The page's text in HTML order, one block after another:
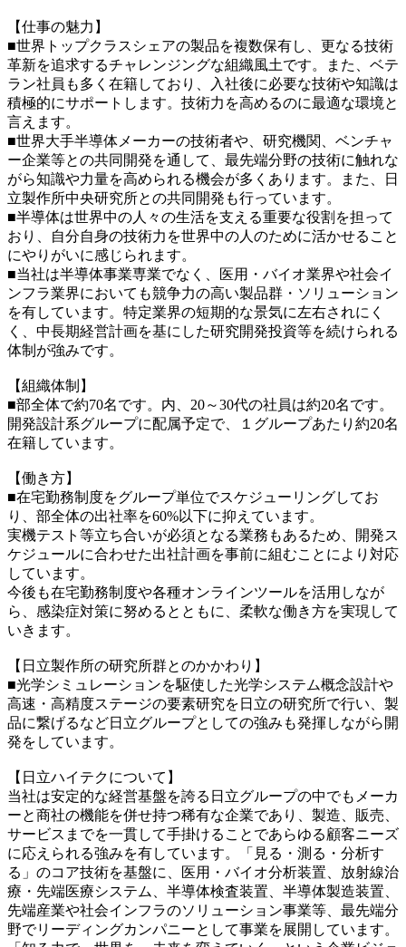
【仕事の魅力】
■世界トップクラスシェアの製品を複数保有し、更なる技術
革新を追求するチャレンジングな組織風土です。また、ベテ
ラン社員も多く在籍しており、入社後に必要な技術や知識は
積極的にサポートします。技術力を高めるのに最適な環境と
言えます。
■世界大手半導体メーカーの技術者や、研究機関、ベンチャ
ー企業等との共同開発を通して、最先端分野の技術に触れな
がら知識や力量を高められる機会が多くあります。また、日
立製作所中央研究所との共同開発も行っています。
■半導体は世界中の人々の生活を支える重要な役割を担って
おり、自分自身の技術力を世界中の人のために活かせること
にやりがいに感じられます。
■当社は半導体事業専業でなく、医用・バイオ業界や社会イ
ンフラ業界においても競争力の高い製品群・ソリューション
を有しています。特定業界の短期的な景気に左右されにく
く、中長期経営計画を基にした研究開発投資等を続けられる
体制が強みです。
【組織体制】
■部全体で約70名です。内、20～30代の社員は約20名です。
開発設計系グループに配属予定で、１グループあたり約20名
在籍しています。
【働き方】
■在宅勤務制度をグループ単位でスケジューリングしてお
り、部全体の出社率を60%以下に抑えています。
実機テスト等立ち合いが必須となる業務もあるため、開発ス
ケジュールに合わせた出社計画を事前に組むことにより対応
しています。
今後も在宅勤務制度や各種オンラインツールを活用しなが
ら、感染症対策に努めるとともに、柔軟な働き方を実現して
いきます。
【日立製作所の研究所群とのかかわり】
■光学シミュレーションを駆使した光学システム概念設計や
高速・高精度ステージの要素研究を日立の研究所で行い、製
品に繋げるなど日立グループとしての強みも発揮しながら開
発をしています。
【日立ハイテクについて】
当社は安定的な経営基盤を誇る日立グループの中でもメーカ
ーと商社の機能を併せ持つ稀有な企業であり、製造、販売、
サービスまでを一貫して手掛けることであらゆる顧客ニーズ
に応えられる強みを有しています。「見る・測る・分析す
る」のコア技術を基盤に、医用・バイオ分析装置、放射線治
療・先端医療システム、半導体検査装置、半導体製造装置、
先端産業や社会インフラのソリューション事業等、最先端分
野でリーディングカンパニーとして事業を展開しています。